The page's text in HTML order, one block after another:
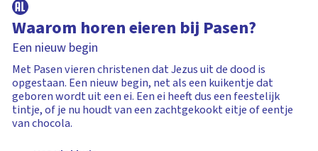
Waarom horen eieren bij Pasen?
Een nieuw begin
Met Pasen vieren christenen dat Jezus uit de dood is
opgestaan. Een nieuw begin, net als een kuikentje dat
geboren wordt uit een ei. Een ei heeft dus een feestelijk
tintje, of je nu houdt van een zachtgekookt eitje of eentje
van chocola.